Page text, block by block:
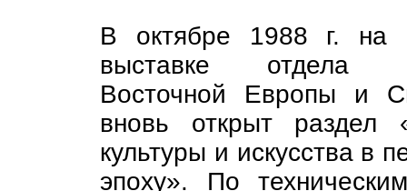
В октябре 1988 г. на
выставке отдела
Восточной Европы и
вновь открыт раздел
культуры и искусства в
эпоху». По